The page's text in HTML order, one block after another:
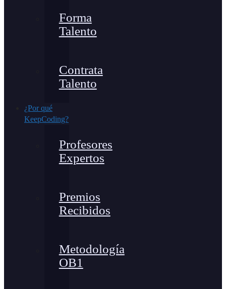
Forma
Talento
Contrata
Talento
¿Por qué
KeepCoding?
Profesores
Expertos
Premios
Recibidos
Metodología
OB1